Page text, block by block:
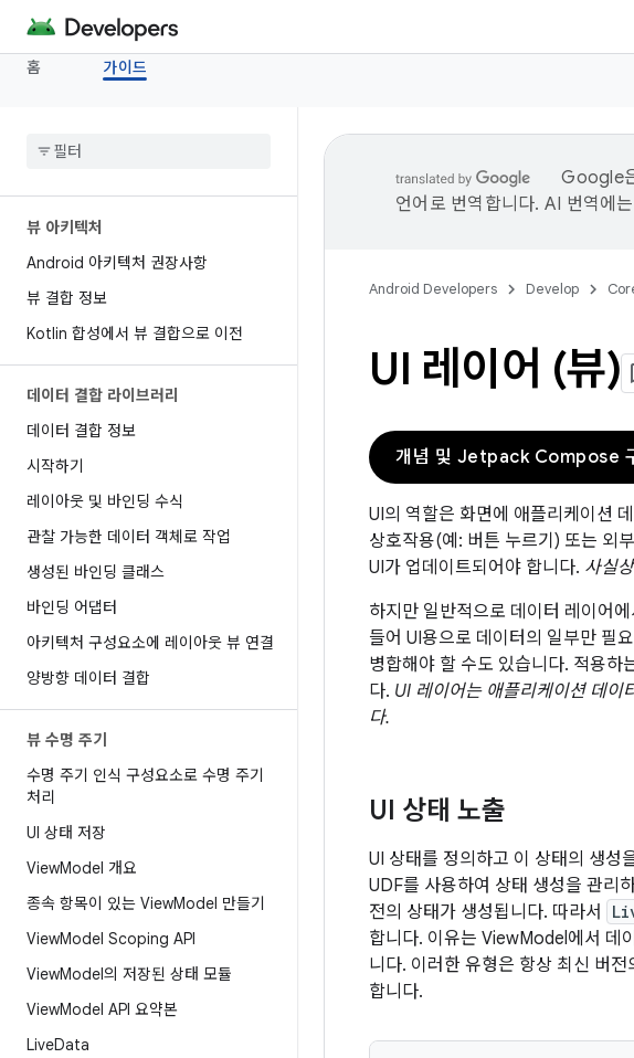
홈 가이드
뷰 아키텍처
Android 아키텍처 권장사항
뷰 결합 정보
Kotlin 합성에서 뷰 결합으로 이전
데이터 결합 라이브러리
데이터 결합 정보
시작하기
레이아웃 및 바인딩 수식
관찰 가능한 데이터 객체로 작업
생성된 바인딩 클래스
바인딩 어댑터
아키텍처 구성요소에 레이아웃 뷰 연결
양방향 데이터 결합
뷰 수명 주기
수명 주기 인식 구성요소로 수명 주기
처리
UI 상태 저장
ViewModel 개요
종속 항목이 있는 ViewModel 만들기
ViewModel Scoping API
ViewModel의 저장된 상태 모듈
ViewModel API 요약본
LiveData
Google
언어로 번역합니다. AI 번역에
Android Developers Develop
UI 레이어 (뷰)
개념 및 Jetpack Compose
UI의 역할은 화면에 애플리케이션
상호작용(예: 버튼 누르기) 또는 외
UI가 업데이트되어야 합니다. 사실
하지만 일반적으로 데이터 레이어
들어 UI용으로 데이터의 일부만 필
병합해야 할 수도 있습니다. 적용하
다. UI 레이어는 애플리케이션 데이
다.
UI 상태 노출
UI 상태를 정의하고 이 상태의 생성
UDF를 사용하여 상태 생성을 관리
전의 상태가 생성됩니다. 따라서
합니다. 이유는 ViewModel에서 데
니다. 이러한 유형은 항상 최신 버
합니다.